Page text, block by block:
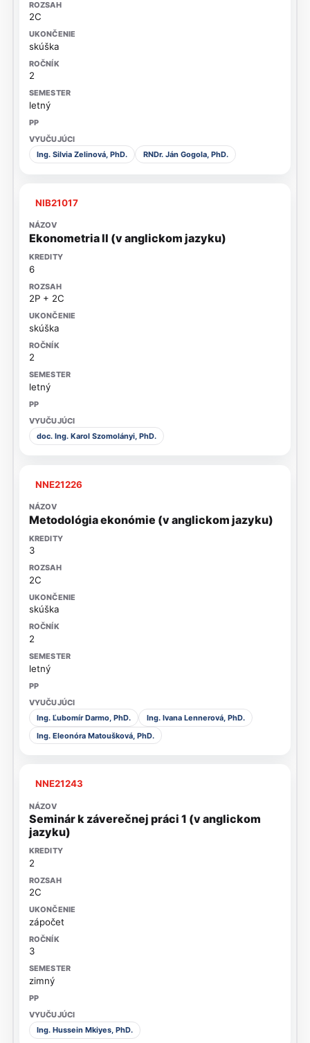
2C
skúška
2
letný
Ing. Silvia Zelinová, PhD. RNDr. Ján Gogola, PhD.
NIB21017
Ekonometria II (v anglickom jazyku)
6
2P + 2C
skúška
2
letný
doc. Ing. Karol Szomolányi, PhD.
NNE21226
Metodológia ekonómie (v anglickom jazyku)
3
2C
skúška
2
letný
Ing. Ľubomír Darmo, PhD.
Ing. Ivana Lennerová, PhD.
Ing. Eleonóra Matoušková, PhD.
NNE21243
Seminár k záverečnej práci 1 (v anglickom
jazyku)
2
2C
zápočet
3
zimný
Ing. Hussein Mkiyes, PhD.